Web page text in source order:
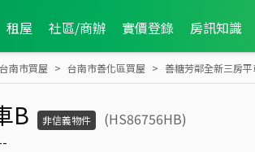
租屋 社區/商辦 實價登錄 房訊知識
台南市買屋 台南市善化區買屋 善糖芳鄰全新三房平
B 非信義物件
(HS86756HB)